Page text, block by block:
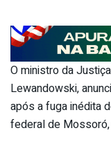
O ministro da
Lewandowski,
após a fuga inédita
federal de Mossoró,